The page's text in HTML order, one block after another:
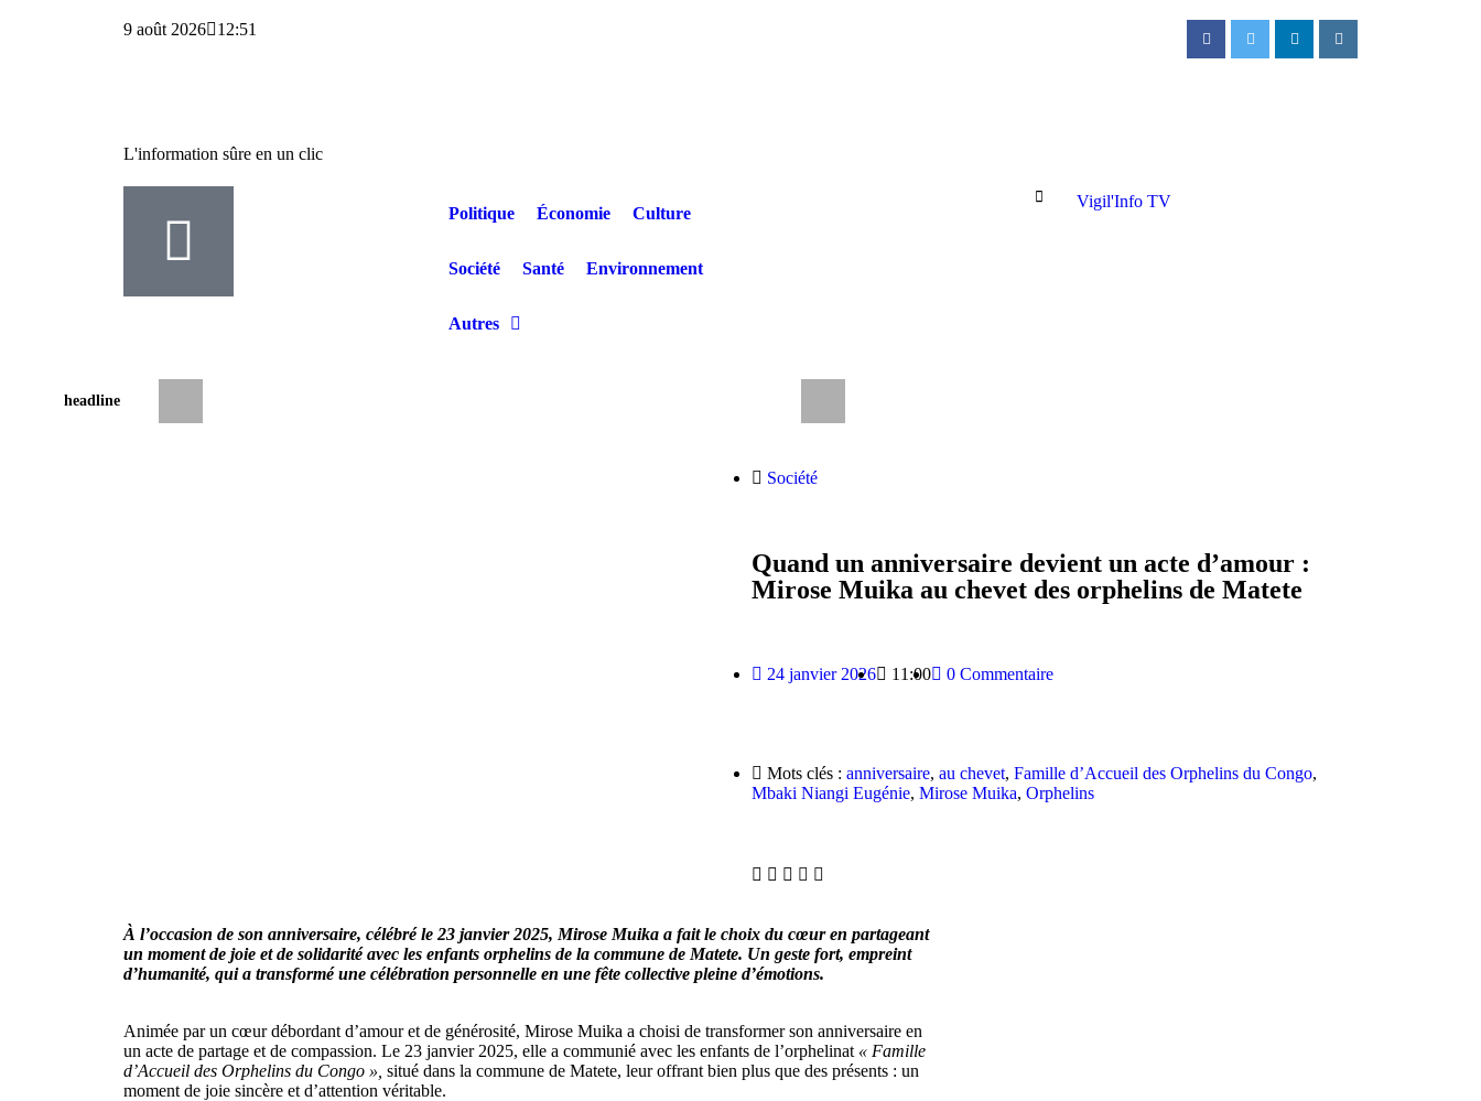
9 août 2026 12:51
L'information sûre en un clic
Politique Économie Culture
Société Santé Environnement
Autres
Vigil'Info TV
headline
Société
Quand un anniversaire devient un acte d’amour :
Mirose Muika au chevet des orphelins de Matete
24 janvier 2026 11:00 0 Commentaire
Mots clés : anniversaire, au chevet, Famille d’Accueil des Orphelins du Congo,
Mbaki Niangi Eugénie, Mirose Muika, Orphelins
À l’occasion de son anniversaire, célébré le 23 janvier 2025, Mirose Muika a fait le choix du cœur en partageant
un moment de joie et de solidarité avec les enfants orphelins de la commune de Matete. Un geste fort, empreint
d’humanité, qui a transformé une célébration personnelle en une fête collective pleine d’émotions.
Animée par un cœur débordant d’amour et de générosité, Mirose Muika a choisi de transformer son anniversaire en
un acte de partage et de compassion. Le 23 janvier 2025, elle a communié avec les enfants de l’orphelinat « Famille
d’Accueil des Orphelins du Congo », situé dans la commune de Matete, leur offrant bien plus que des présents : un
moment de joie sincère et d’attention véritable.